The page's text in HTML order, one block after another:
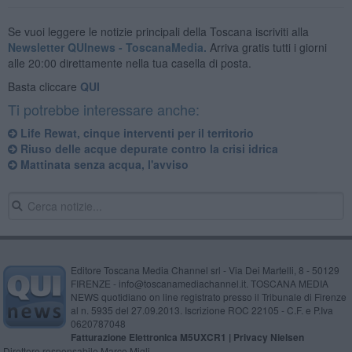
Se vuoi leggere le notizie principali della Toscana iscriviti alla
Newsletter QUInews - ToscanaMedia. Arriva gratis tutti i giorni
alle 20:00 direttamente nella tua casella di posta.
Basta cliccare QUI
Ti potrebbe interessare anche:
Life Rewat, cinque interventi per il territorio
Riuso delle acque depurate contro la crisi idrica
Mattinata senza acqua, l'avviso
Editore Toscana Media Channel srl - Via Dei Martelli, 8 - 50129
FIRENZE - info@toscanamediachannel.it. TOSCANA MEDIA
NEWS quotidiano on line registrato presso il Tribunale di Firenze
al n. 5935 del 27.09.2013. Iscrizione ROC 22105 - C.F. e P.Iva
0620787048
Fatturazione Elettronica M5UXCR1 | Privacy Nielsen